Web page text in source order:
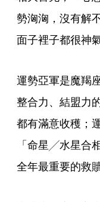
勢洶洶，沒有解
面子裡子都很神氣
運勢亞軍是魔羯
整合力、結盟力
都有滿意收穫；
「命星╱水星合
全年最重要的救